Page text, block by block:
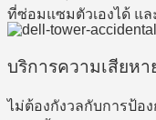
ที่ซ่อมแซมตัวเองได้ แ
บริการความเสียหา
ไม่ต้องกังวลกับการป้อ